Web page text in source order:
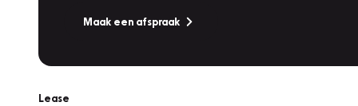
Maak een afspraak
Lease